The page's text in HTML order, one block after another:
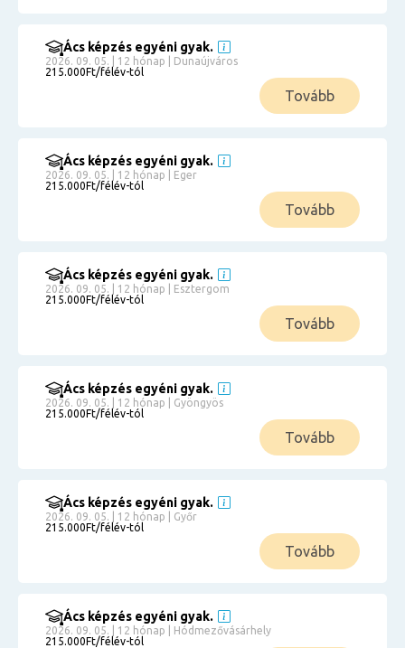
Ács képzés egyéni gyak.
2026. 09. 05. | 12 hónap | Dunaújváros
215.000Ft/félév-tól
Tovább
Ács képzés egyéni gyak.
2026. 09. 05. | 12 hónap | Eger
215.000Ft/félév-tól
Tovább
Ács képzés egyéni gyak.
2026. 09. 05. | 12 hónap | Esztergom
215.000Ft/félév-tól
Tovább
Ács képzés egyéni gyak.
2026. 09. 05. | 12 hónap | Gyöngyös
215.000Ft/félév-tól
Tovább
Ács képzés egyéni gyak.
2026. 09. 05. | 12 hónap | Győr
215.000Ft/félév-tól
Tovább
Ács képzés egyéni gyak.
2026. 09. 05. | 12 hónap | Hódmezővásárhely
215.000Ft/félév-tól